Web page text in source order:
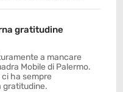
gratitudine
a mancare
Mobile di Palermo.
ha sempre
gratitudine.